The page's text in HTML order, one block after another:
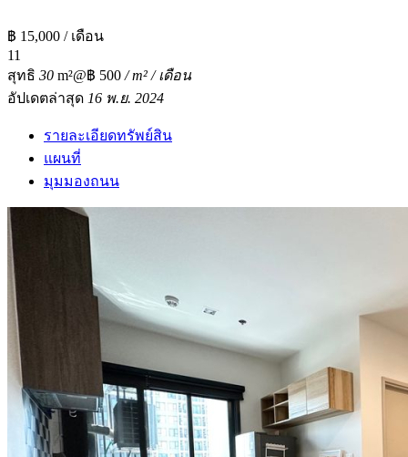
฿ 15,000 / เดือน
11
สุทธิ 30 m²@฿ 500 / m² / เดือน
อัปเดตล่าสุด 16 พ.ย. 2024
รายละเอียดทรัพย์สิน
แผนที่
มุมมองถนน